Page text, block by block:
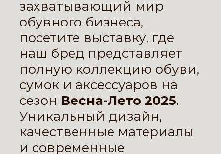
захватывающий мир
обувного бизнеса,
посетите выставку, где
наш бред представляет
полную коллекцию обуви,
сумок и аксессуаров на
сезон Весна-Лето 2025.
Уникальный дизайн,
качественные материалы
и современные